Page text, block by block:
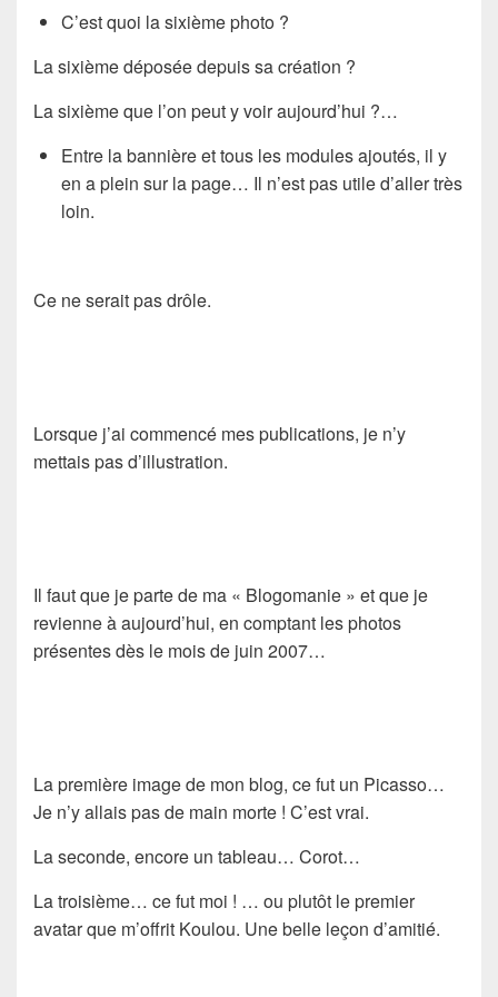
C’est quoi la sixième photo ?
La sixième déposée depuis sa création ?
La sixième que l’on peut y voir aujourd’hui ?…
Entre la bannière et tous les modules ajoutés, il y
en a plein sur la page… Il n’est pas utile d’aller très
loin.
Ce ne serait pas drôle.
Lorsque j’ai commencé mes publications, je n’y
mettais pas d’illustration.
Il faut que je parte de ma « Blogomanie » et que je
revienne à aujourd’hui, en comptant les photos
présentes dès le mois de juin 2007…
La première image de mon blog, ce fut un Picasso…
Je n’y allais pas de main morte ! C’est vrai.
La seconde, encore un tableau… Corot…
La troisième… ce fut moi ! … ou plutôt le premier
avatar que m’offrit Koulou. Une belle leçon d’amitié.